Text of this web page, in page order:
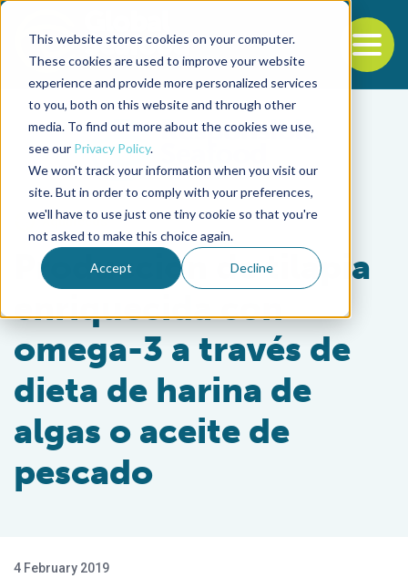
This website stores cookies on your computer.
These cookies are used to improve your website
experience and provide more personalized services
to you, both on this website and through other
media. To find out more about the cookies we use,
see our Privacy Policy.
We won't track your information when you visit our
site. But in order to comply with your preferences,
we'll have to use just one tiny cookie so that you're
not asked to make this choice again.
Accept Decline
Back to the start of the nav
Jump to the end of the navigation
Aquafeeds
Producción de tilapia
enriquecida con
omega-3 a través de
dieta de harina de
algas o aceite de
pescado
4 February 2019